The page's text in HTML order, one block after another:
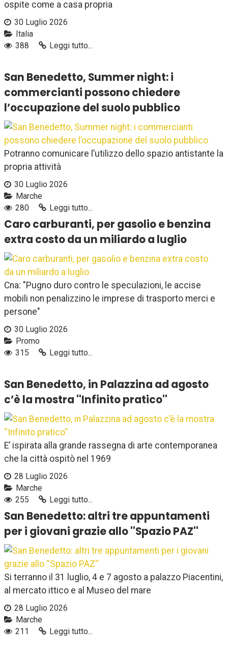
ospite come a casa propria
30 Luglio 2026
Italia
388
Leggi tutto...
San Benedetto, Summer night: i
commercianti possono chiedere
l’occupazione del suolo pubblico
Potranno comunicare l’utilizzo dello spazio antistante la
propria attività
30 Luglio 2026
Marche
280
Leggi tutto...
Caro carburanti, per gasolio e benzina
extra costo da un miliardo a luglio
Cna: "Pugno duro contro le speculazioni, le accise
mobili non penalizzino le imprese di trasporto merci e
persone"
30 Luglio 2026
Promo
315
Leggi tutto...
San Benedetto, in Palazzina ad agosto
c’è la mostra ''Infinito pratico''
E’ ispirata alla grande rassegna di arte contemporanea
che la città ospitò nel 1969
28 Luglio 2026
Marche
255
Leggi tutto...
San Benedetto: altri tre appuntamenti
per i giovani grazie allo ''Spazio PAZ''
Si terranno il 31 luglio, 4 e 7 agosto a palazzo Piacentini,
al mercato ittico e al Museo del mare
28 Luglio 2026
Marche
211
Leggi tutto...